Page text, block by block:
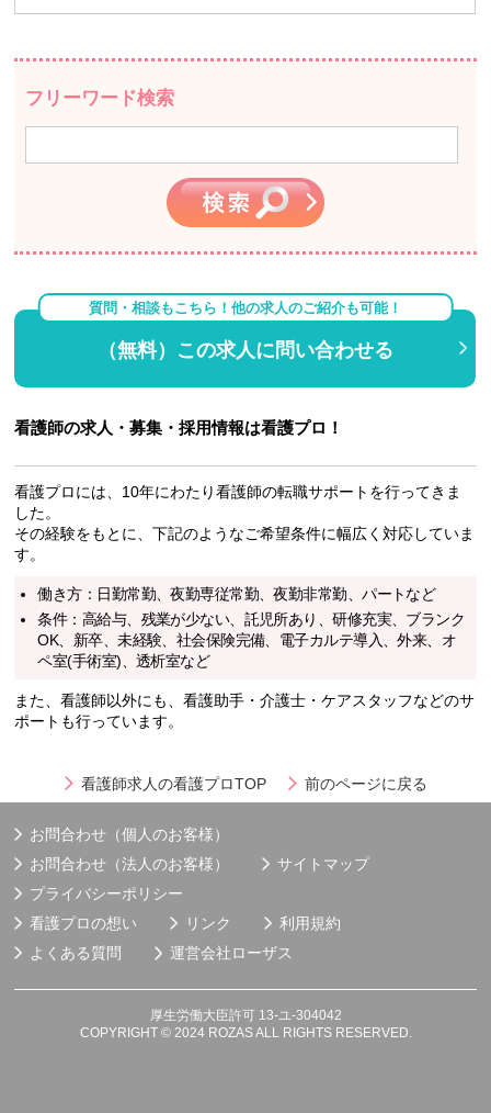
フリーワード検索
質問・相談もこちら！他の求人のご紹介も可能！
（無料）この求人に問い合わせる
看護師の求人・募集・採用情報は看護プロ！
看護プロには、10年にわたり看護師の転職サポートを行ってきま
した。
その経験をもとに、下記のようなご希望条件に幅広く対応していま
す。
働き方：日勤常勤、夜勤専従常勤、夜勤非常勤、パートなど
条件：高給与、残業が少ない、託児所あり、研修充実、ブランク
OK、新卒、未経験、社会保険完備、電子カルテ導入、外来、オ
ペ室(手術室)、透析室など
また、看護師以外にも、看護助手・介護士・ケアスタッフなどのサ
ポートも行っています。
看護師求人の看護プロTOP 前のページに戻る
お問合わせ（個人のお客様）
お問合わせ（法人のお客様）
サイトマップ
プライバシーポリシー
看護プロの想い
リンク
利用規約
よくある質問
運営会社ローザス
厚生労働大臣許可 13-ユ-304042
COPYRIGHT © 2024 ROZAS ALL RIGHTS RESERVED.